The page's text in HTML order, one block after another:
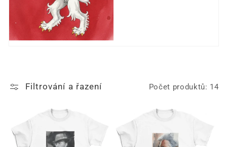
Filtrování a řazení Počet produktů: 14